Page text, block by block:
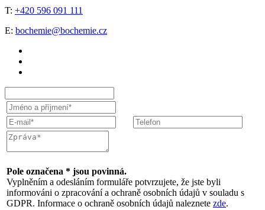
T: +420 596 091 111
E: bochemie@bochemie.cz
Pole označena * jsou povinná.
Vyplněním a odesláním formuláře potvrzujete, že jste byli
informováni o zpracování a ochraně osobních údajů v souladu s
GDPR. Informace o ochraně osobních údajů naleznete zde.